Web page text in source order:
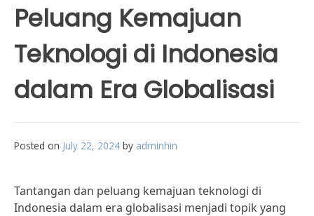
Peluang Kemajuan
Teknologi di Indonesia
dalam Era Globalisasi
Posted on July 22, 2024 by adminhin
Tantangan dan peluang kemajuan teknologi di
Indonesia dalam era globalisasi menjadi topik yang